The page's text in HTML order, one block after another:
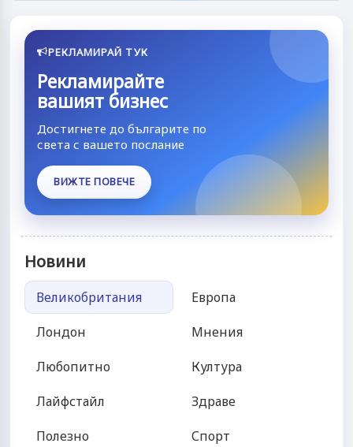
РЕКЛАМИРАЙ ТУК
Рекламирайте
вашият бизнес
Достигнете до българите по
света с вашето послание
ВИЖТЕ ПОВЕЧЕ
Новини
Великобритания
Лондон
Любопитно
Лайфстайл
Полезно
Европа
Мнения
Култура
Здраве
Спорт